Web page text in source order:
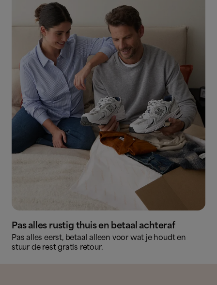
Pas alles rustig thuis en betaal achteraf
Pas alles eerst, betaal alleen voor wat je houdt en
stuur de rest gratis retour.